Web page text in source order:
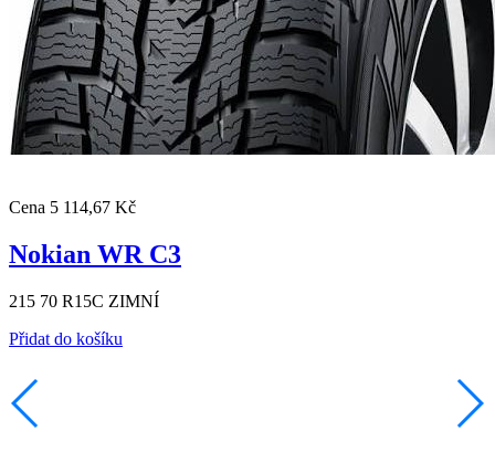
Cena 5 114,67 Kč
Nokian WR C3
215 70 R15C ZIMNÍ
Přidat do košíku